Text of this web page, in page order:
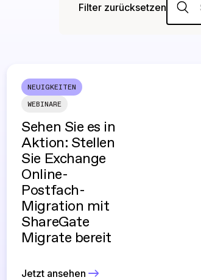
Filter zurücksetzen
NEUIGKEITEN
WEBINARE
Sehen Sie es in
Aktion: Stellen
Sie Exchange
Online-
Postfach-
Migration mit
ShareGate
Migrate bereit
Jetzt ansehen